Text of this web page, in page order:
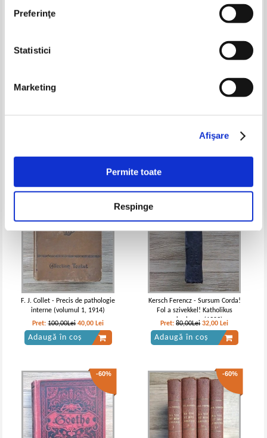
Preferinţe
Statistici
Marketing
Afişare
Permite toate
Respinge
Adaugă în coș
-60%
F. J. Collet - Precis de pathologie
interne (volumul 1, 1914)
Pret:100,00Lei 40,00 Lei
Adaugă în coș
Kersch Ferencz - Sursum Corda!
Fol a szivekkel! Katholikus
enekeskonyv (1903)
Pret:80,00Lei 32,00 Lei
Adaugă în coș
-60% -60%